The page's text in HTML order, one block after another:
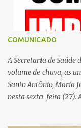
COMUNICADO
A Secretaria de
volume de chuva, as
Santo Antônio, Maria
nesta sexta-feira (27).